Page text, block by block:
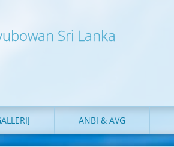
Sri Lanka
ANBI & AVG